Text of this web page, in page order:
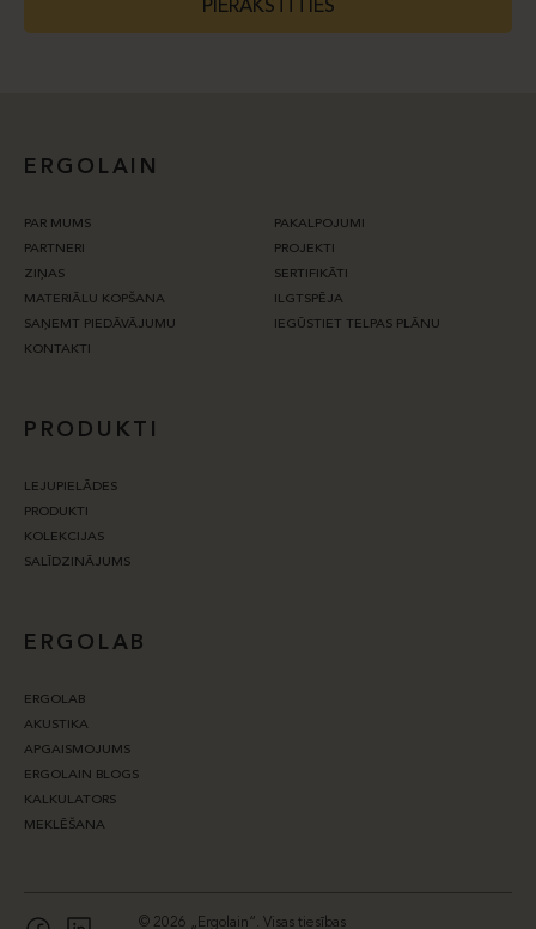
PIERAKSTĪTIES
ERGOLAIN
PAR MUMS
PAKALPOJUMI
PARTNERI
PROJEKTI
ZIŅAS
SERTIFIKĀTI
MATERIĀLU KOPŠANA
ILGTSPĒJA
SAŅEMT PIEDĀVĀJUMU
IEGŪSTIET TELPAS PLĀNU
KONTAKTI
PRODUKTI
LEJUPIELĀDES
PRODUKTI
KOLEKCIJAS
SALĪDZINĀJUMS
ERGOLAB
ERGOLAB
AKUSTIKA
APGAISMOJUMS
ERGOLAIN BLOGS
KALKULATORS
MEKLĒŠANA
© 2026 „Ergolain“. Visas tiesības